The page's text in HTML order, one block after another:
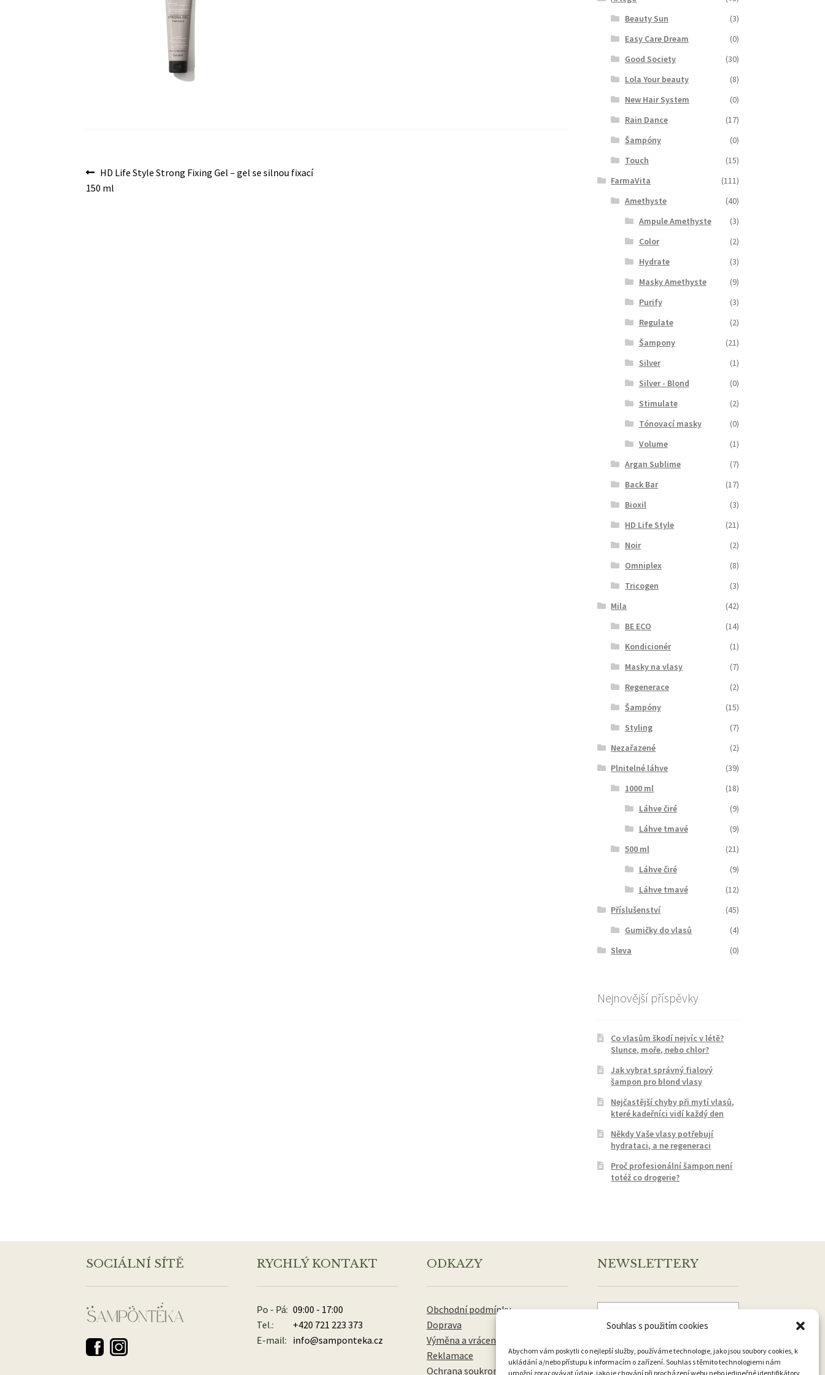
Souhlas s použitím cookies
Abychom vám poskytli co nejlepší služby, používáme technologie, jako jsou soubory cookies, k
ukládání a/nebo přístupu k informacím o zařízení. Souhlas s těmito technologiemi nám
umožní zpracovávat údaje, jako je chování při procházení webu nebo jedinečné identifikátory
Navigace
pro
Předchozí
příspěvek:
HD Life Style Strong Fixing Gel – gel se silnou fixací
150 ml
Beauty Sun
(3)
Easy Care Dream
(0)
Good Society
(30)
Lola Your beauty
(8)
New Hair System
(0)
Rain Dance
(17)
Šampóny
(0)
Touch
(15)
FarmaVita
(111)
Amethyste
(40)
Ampule Amethyste
(3)
Color
(2)
Hydrate
(3)
Masky Amethyste
(9)
Purify
(3)
Regulate
(2)
Šampony
(21)
Silver
(1)
Silver - Blond
(0)
Stimulate
(2)
Tónovací masky
(0)
Volume
(1)
Argan Sublime
(7)
Back Bar
(17)
Bioxil
(3)
HD Life Style
(21)
Noir
(2)
Omniplex
(8)
Tricogen
(3)
Mila
(42)
BE ECO
(14)
Kondicionér
(1)
Masky na vlasy
(7)
Regenerace
(2)
Šampóny
(15)
Styling
(7)
Nezařazené
(2)
Plnitelné láhve
(39)
1000 ml
(18)
Láhve čiré
(9)
Láhve tmavé
(9)
500 ml
(21)
Láhve čiré
(9)
Láhve tmavé
(12)
Příslušenství
(45)
Gumičky do vlasů
(4)
Sleva
(0)
Nejnovější příspěvky
Co vlasům škodí nejvíc v létě?
Slunce, moře, nebo chlor?
Jak vybrat správný fialový
šampon pro blond vlasy
Nejčastější chyby při mytí vlasů,
které kadeřníci vidí každý den
Někdy Vaše vlasy potřebují
hydrataci, a ne regeneraci
Proč profesionální šampon není
totéž co drogerie?
SOCIÁLNÍ SÍTĚ RYCHLÝ KONTAKT
Po - Pá: 09:00 - 17:00
Tel.:
+420 721 223 373
E-mail: info@samponteka.cz
ODKAZY
Obchodní podmínky
Doprava
Výměna a vrácení zboží
Reklamace
Ochrana soukromí
NEWSLETTERY